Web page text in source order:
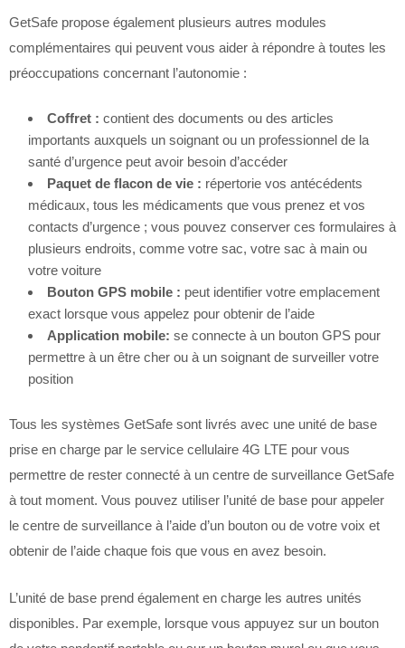
GetSafe propose également plusieurs autres modules
complémentaires qui peuvent vous aider à répondre à toutes les
préoccupations concernant l’autonomie :
Coffret : contient des documents ou des articles
importants auxquels un soignant ou un professionnel de la
santé d’urgence peut avoir besoin d’accéder
Paquet de flacon de vie : répertorie vos antécédents
médicaux, tous les médicaments que vous prenez et vos
contacts d’urgence ; vous pouvez conserver ces formulaires à
plusieurs endroits, comme votre sac, votre sac à main ou
votre voiture
Bouton GPS mobile : peut identifier votre emplacement
exact lorsque vous appelez pour obtenir de l’aide
Application mobile: se connecte à un bouton GPS pour
permettre à un être cher ou à un soignant de surveiller votre
position
Tous les systèmes GetSafe sont livrés avec une unité de base
prise en charge par le service cellulaire 4G LTE pour vous
permettre de rester connecté à un centre de surveillance GetSafe
à tout moment. Vous pouvez utiliser l’unité de base pour appeler
le centre de surveillance à l’aide d’un bouton ou de votre voix et
obtenir de l’aide chaque fois que vous en avez besoin.
L’unité de base prend également en charge les autres unités
disponibles. Par exemple, lorsque vous appuyez sur un bouton